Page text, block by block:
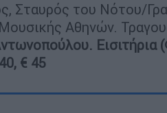
Σταυρός του Νότου/
Αθηνών.
Εισιτήρια
, € 45